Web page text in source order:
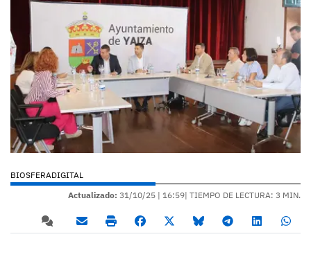
BIOSFERADIGITAL
Actualizado: 31/10/25 | 16:59| TIEMPO DE LECTURA: 3 MIN.